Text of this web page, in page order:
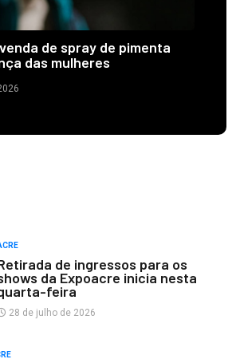
de spray de pimenta
das mulheres
de ingressos para os
da Expoacre inicia nesta
feira
28 de julho de 2026